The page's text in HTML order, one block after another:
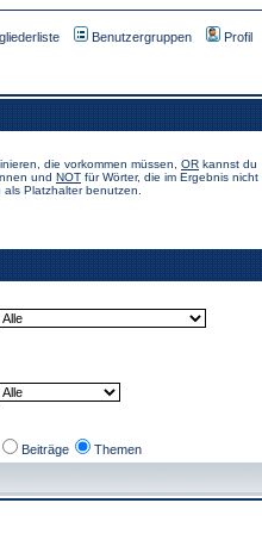
Benutzergruppen Profil
die vorkommen müssen, OR kannst du
und NOT für Wörter, die im Ergebnis nicht
Platzhalter benutzen.
Beiträge Themen